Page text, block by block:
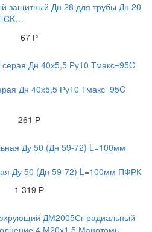
защитный Дн 28 для трубы Дн 20
67 Р
Дн 40х5,5 Ру10 Тмакс=95C
261 Р
Ду 50 (Дн 59-72) L=100мм ПФРК
1 319 Р